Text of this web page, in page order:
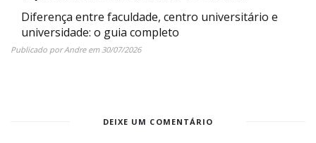
Diferença entre faculdade, centro universitário e
universidade: o guia completo
Publicado porAndreem 30/07/2026
DEIXE UM COMENTÁRIO